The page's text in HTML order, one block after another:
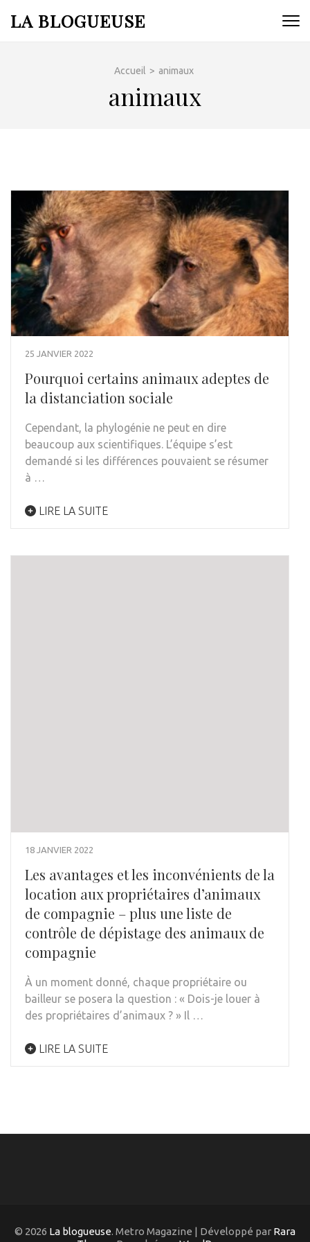
auLA BLOGUEUSE
Accueil > animaux
animaux
25 JANVIER 2022
Pourquoi certains animaux adeptes de
la distanciation sociale
Cependant, la phylogénie ne peut en dire
beaucoup aux scientifiques. L’équipe s’est
demandé si les différences pouvaient se résumer
à …
LIRE LA SUITE
18 JANVIER 2022
Les avantages et les inconvénients de la
location aux propriétaires d’animaux
de compagnie – plus une liste de
contrôle de dépistage des animaux de
compagnie
À un moment donné, chaque propriétaire ou
bailleur se posera la question : « Dois-je louer à
des propriétaires d’animaux ? » Il …
LIRE LA SUITE
© 2026 La blogueuse. Metro Magazine | Développé par Rara